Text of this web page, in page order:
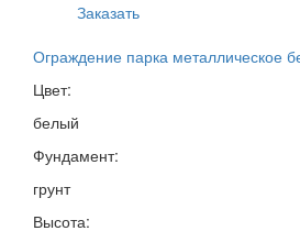
Заказать
Ограждение парка металлическое
Цвет:
белый
Фундамент:
грунт
Высота: